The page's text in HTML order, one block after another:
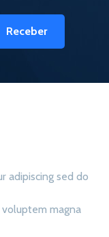
Receber
adipiscing sed do
magna